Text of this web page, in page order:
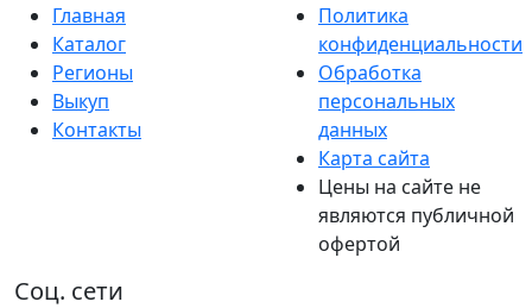
Главная
Каталог
Регионы
Выкуп
Контакты
Политика
конфиденциальности
Обработка
персональных
данных
Карта сайта
Цены на сайте не
являются публичной
офертой
Соц. сети